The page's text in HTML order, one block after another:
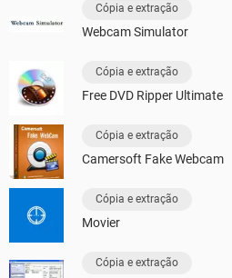
Cópia e extração
Webcam Simulator
Cópia e extração
Free DVD Ripper Ultimate
Cópia e extração
Camersoft Fake Webcam
Cópia e extração
Movier
Cópia e extração